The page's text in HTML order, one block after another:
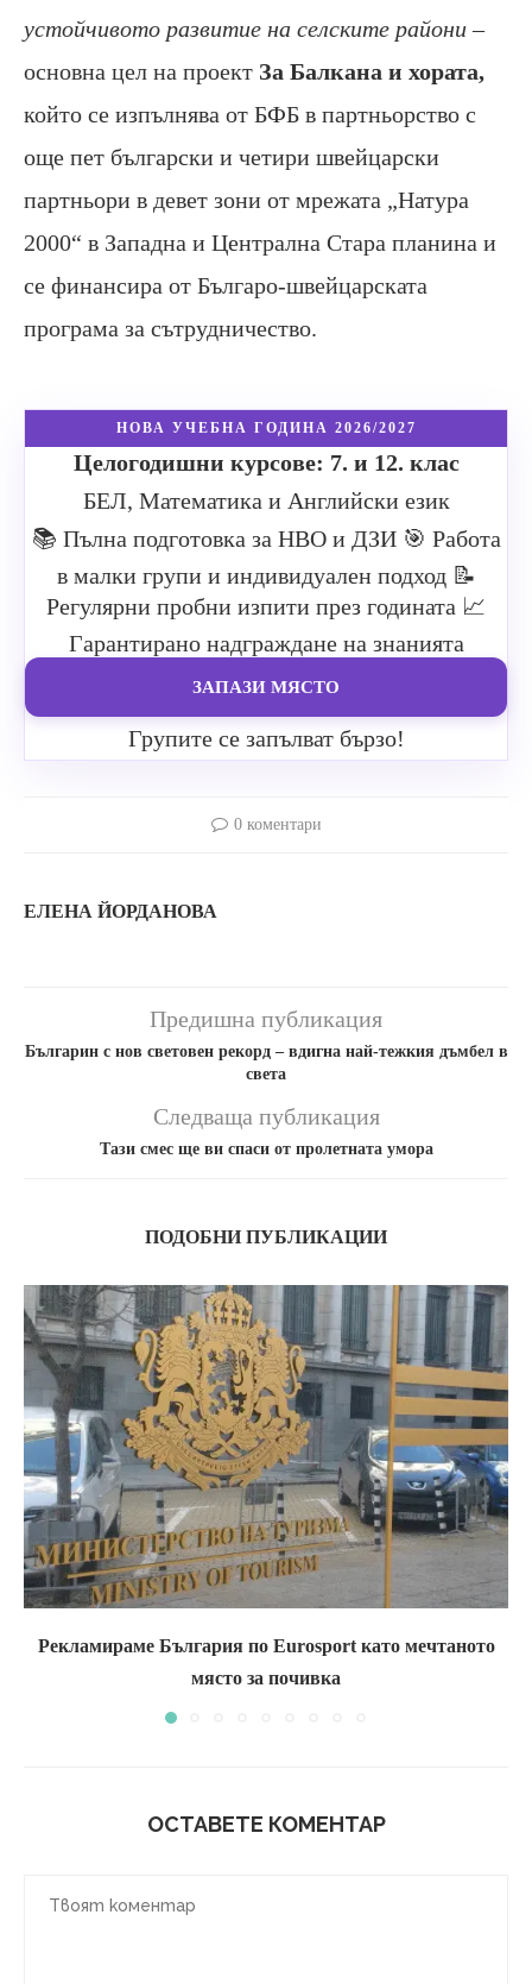
устойчивото развитие на селските райони–
основна цел на проект За Балкана и хората,
който се изпълнява от БФБ в партньорство с
още пет български и четири швейцарски
партньори в девет зони от мрежата „Натура
2000“ в Западна и Централна Стара планина и
се финансира от Българо-швейцарската
програма за сътрудничество.
НОВА УЧЕБНА ГОДИНА 2026/2027
Целогодишни курсове: 7. и 12. клас
БЕЛ, Математика и Английски език
📚 Пълна подготовка за НВО и ДЗИ 🎯 Работа
в малки групи и индивидуален подход 📝
Регулярни пробни изпити през годината 📈
Гарантирано надграждане на знанията
ЗАПАЗИ МЯСТО
Групите се запълват бързо!
0 коментари
ЕЛЕНА ЙОРДАНОВА
Предишна публикация
Българин с нов световен рекорд – вдигна най-тежкия дъмбел в
света
Следваща публикация
Тази смес ще ви спаси от пролетната умора
ПОДОБНИ ПУБЛИКАЦИИ
Рекламираме България по Eurosport като мечтаното
място за почивка
ОСТАВЕТЕ КОМЕНТАР